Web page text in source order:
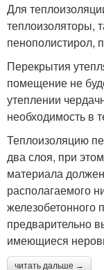
Для
теплоизоляторы,
пенополистирол,
Перекрытия
помещение не
утеплении
необходимость в
Теплоизоляцию
два слоя, при
материала
располагаемого
железобетонного
предварительно
имеющиеся
читать дальше →